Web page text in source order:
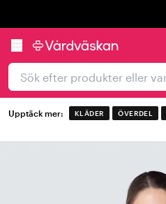
Upptäck mer: KLÄDER ÖVERDEL